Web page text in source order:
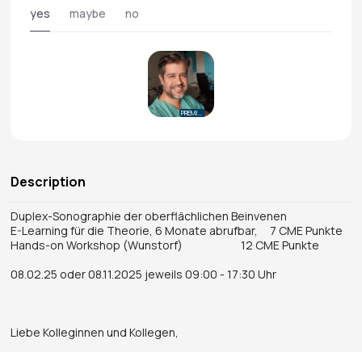
yes maybe no
Description
Duplex-Sonographie der oberflächlichen Beinvenen
E-Learning für die Theorie, 6 Monate abrufbar, 7 CME Punkte
Hands-on Workshop (Wunstorf) 12 CME Punkte
08.02.25 oder 08.11.2025 jeweils 09:00 - 17:30 Uhr
Liebe Kolleginnen und Kollegen,